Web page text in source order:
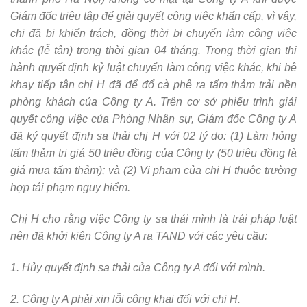
Giám đốc triệu tập để giải quyết công việc khẩn cấp, vì vậy,
chị đã bị khiển trách, đồng thời bị chuyển làm công việc
khác (lễ tân) trong thời gian 04 tháng. Trong thời gian thi
hành quyết định kỷ luật chuyển làm công việc khác, khi bê
khay tiếp tân chị H đã để đổ cà phê ra tấm thảm trải nền
phòng khách của Công ty A. Trên cơ sở phiếu trình giải
quyết công việc của Phòng Nhân sự, Giám đốc Công ty A
đã ký quyết định sa thải chị H với 02 lý do: (1) Làm hỏng
tấm thảm trị giá 50 triệu đồng của Công ty (50 triệu đồng là
giá mua tấm thảm); và (2) Vi phạm của chị H thuộc trường
hợp tái phạm nguy hiểm.
Chị H cho rằng việc Công ty sa thải mình là trái pháp luật
nên đã khởi kiện Công ty A ra TAND với các yêu cầu:
1. Hủy quyết định sa thải của Công ty A đối với mình.
2. Công ty A phải xin lỗi công khai đối với chị H.